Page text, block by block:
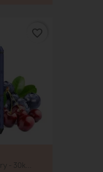
- 30k...
favorite_border